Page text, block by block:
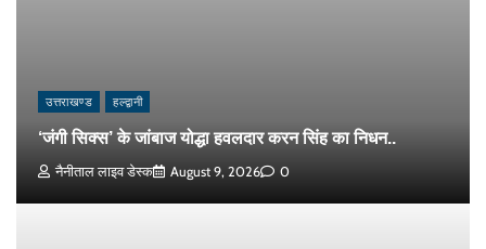
उत्तराखण्ड हल्द्वानी
‘जंगी सिक्स’ के जांबाज योद्धा हवलदार करन सिंह का निधन..
नैनीताल लाइव डेस्क August 9, 2026 0